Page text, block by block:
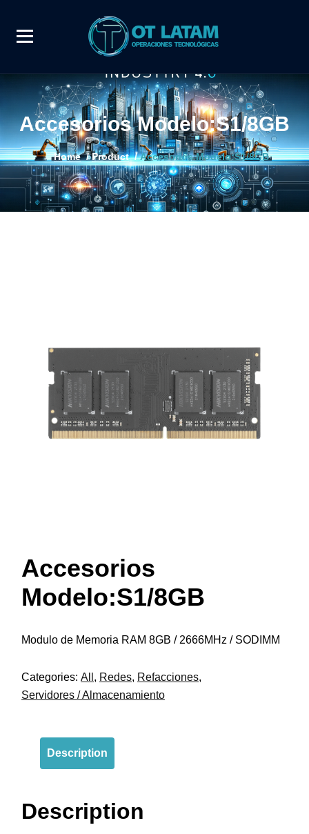
Accesorios Modelo:S1/8GB
Home/Product/Accesorios Modelo:S1/8GB
Accesorios
Modelo:S1/8GB
Modulo de Memoria RAM 8GB / 2666MHz / SODIMM
Categories: All , Redes, Refacciones,
Servidores / Almacenamiento
Description
Description